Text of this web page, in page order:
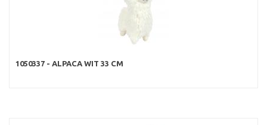
1050337 - ALPACA WIT 33 CM